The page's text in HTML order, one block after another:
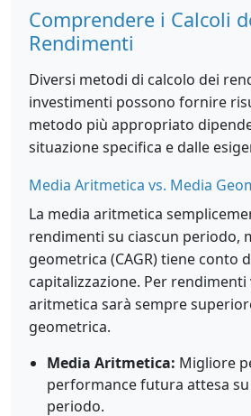
Comprendere i Calcoli
Rendimenti
Diversi metodi di calcolo dei
investimenti possono fornire
metodo più appropriato
situazione specifica e dalle
Media Aritmetica vs. Media
La media aritmetica
rendimenti su ciascun periodo,
geometrica (CAGR) tiene conto
capitalizzazione. Per
aritmetica sarà sempre
geometrica.
Media Aritmetica: Migliore
performance futura attesa
periodo.